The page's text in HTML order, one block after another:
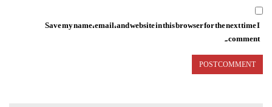
Save my name, email, and website in this browser for the next time I
comment.